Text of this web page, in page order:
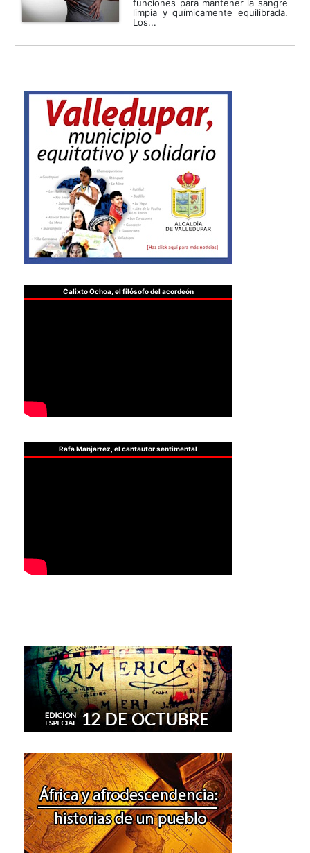
funciones para mantener la sangre
limpia y químicamente equilibrada.
Los...
Calixto Ochoa, el filósofo del acordeón
Rafa Manjarrez, el cantautor sentimental